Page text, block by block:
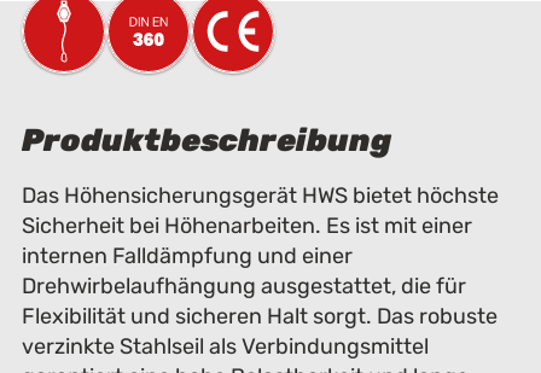
Produktbeschreibung
Das Höhensicherungsgerät HWS bietet höchste
Sicherheit bei Höhenarbeiten. Es ist mit einer
internen Falldämpfung und einer
Drehwirbelaufhängung ausgestattet, die für
Flexibilität und sicheren Halt sorgt. Das robuste
verzinkte Stahlseil als Verbindungsmittel